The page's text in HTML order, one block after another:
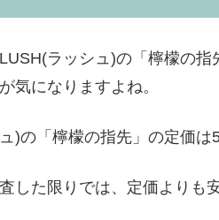
ラッシュ)の「檸檬の
気になりますよね。
)の「檸檬の指先」の定価は
した限りでは、定価よりも